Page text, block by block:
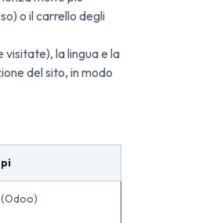
o il carrello degli
la lingua e la
del sito, in modo